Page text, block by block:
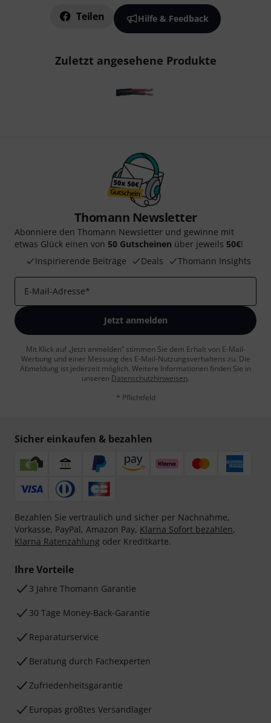
Teilen Hilfe & Feedback
Zuletzt angesehene Produkte
Thomann Newsletter
Abonniere den Thomann Newsletter und gewinne mit
etwas Glück einen von 50 Gutscheinen über jeweils 50€!
Inspirierende Beiträge
Deals Thomann Insights
E-Mail-Adresse*
Jetzt anmelden
Mit Klick auf „Jetzt anmelden“ stimmen Sie dem Erhalt von E-Mail-
Werbung und einer Messung des E-Mail-Nutzungsverhaltens zu. Die
Abmeldung ist jederzeit möglich. Weitere Informationen finden Sie in
unseren Datenschutzhinweisen.
* Pflichtfeld
Sicher einkaufen & bezahlen
Bezahlen Sie vertraulich und sicher per Nachnahme,
Vorkasse, PayPal, Amazon Pay, Klarna Sofort bezahlen,
Klarna Ratenzahlung oder Kreditkarte.
Ihre Vorteile
3 Jahre Thomann Garantie
30 Tage Money-Back-Garantie
Reparaturservice
Beratung durch Fachexperten
Zufriedenheitsgarantie
Europas größtes Versandlager